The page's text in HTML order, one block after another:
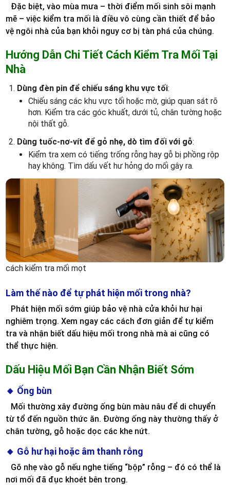
Đặc biệt, vào mùa mưa – thời điểm mối sinh sôi mạnh
mẽ – việc kiểm tra mối là điều vô cùng cần thiết để bảo
vệ ngôi nhà của bạn khỏi nguy cơ bị tàn phá của chúng.
Hướng Dẫn Chi Tiết Cách Kiểm Tra Mối Tại
Nhà
Dùng đèn pin để chiếu sáng khu vực tối:
Chiếu sáng các khu vực tối hoặc mờ, giúp quan sát rõ
hơn. Kiểm tra các góc khuất, dưới tủ, chân tường hoặc
nội thất gỗ.
Dùng tuốc-nơ-vít để gỏ nhẹ, dò tìm đối với gỗ:
Kiểm tra xem có tiếng trống rỗng hay gỗ bị phồng rộp
hay không. Tìm dấu vết hư hỏng do mối gây ra.
cách kiểm tra mối mọt
Làm thế nào để tự phát hiện mối trong nhà?
Phát hiện mối sớm giúp bảo vệ nhà cửa khỏi hư hại
nghiêm trọng. Xem ngay các cách đơn giản để tự kiểm
tra và nhận biết dấu hiệu mối trong nhà mà ai cũng có
thể thực hiện.
Dấu Hiệu Mối Bạn Cần Nhận Biết Sớm
🔸 Ống bùn
Mối thường xây đường ống bùn màu nâu để di chuyển
từ tổ đến nguồn thức ăn. Đường ống này thường thấy ở
chân tường, gỗ hoặc dọc các khe nứt.
🔸 Gỗ hư hại hoặc âm thanh rỗng
Gõ nhẹ vào gỗ nếu nghe tiếng “bộp” rỗng – đó có thể là
nơi mối đã đục khoét bên trong.